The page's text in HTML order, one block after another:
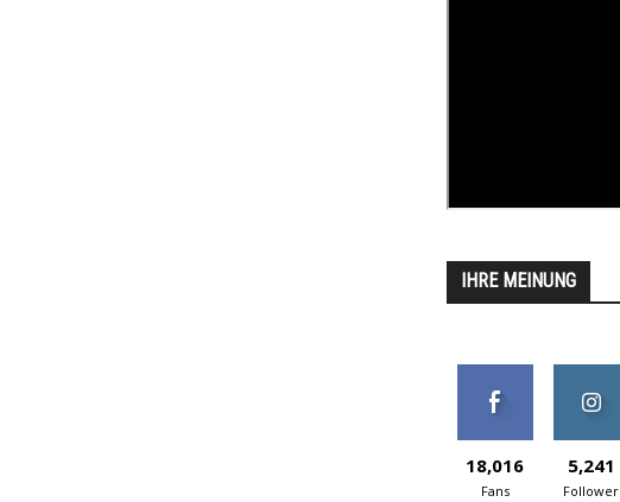
IHRE MEINUNG
18,016
Fans
5,241
Follower